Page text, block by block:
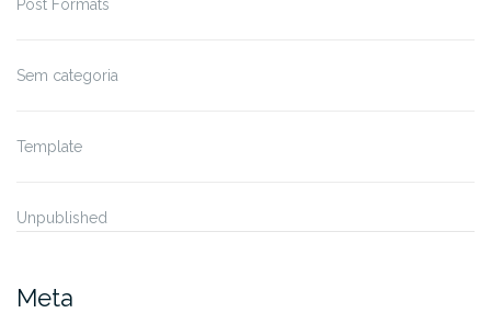
Post Formats
Sem categoria
Template
Unpublished
Meta